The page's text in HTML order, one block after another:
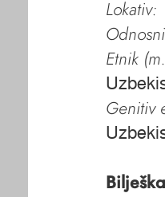
Lokativ:
Etnik
Genitiv
Bilješka